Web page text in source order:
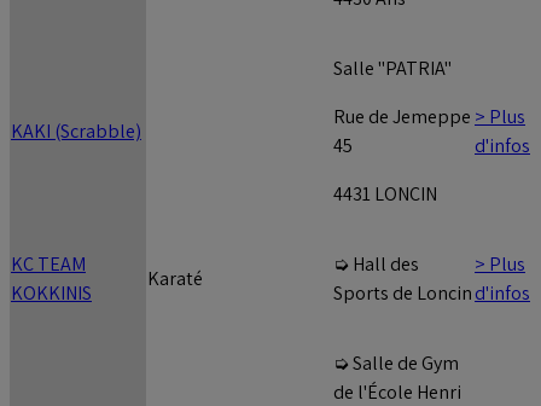
KAKI (Scrabble)
Salle "PATRIA"
Rue de Jemeppe
45
4431 LONCIN
> Plus
d'infos
KC TEAM
KOKKINIS
Karaté
➭ Hall des
Sports de Loncin
> Plus
d'infos
➭ Salle de Gym
de l'École Henri